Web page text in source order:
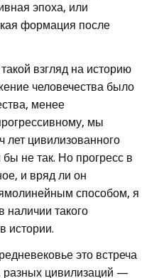
эпоха, или
формация после
взгляд на историю
человечества было
менее
мы
лет цивилизованного
не так. Но прогресс в
и вряд ли он
способом, я
наличии такого
истории.
это встреча
разных цивилизаций —